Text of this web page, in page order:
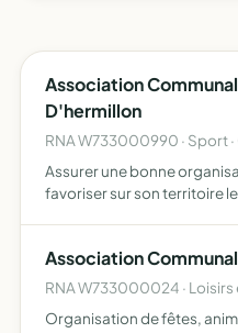
Association
D'hermillon
RNA W733000990 · Sport
Assurer une bonne
favoriser sur son territoire
cynégétique…
Association
RNA W733000024 · Loisirs
Organisation de fêtes,